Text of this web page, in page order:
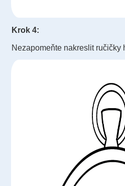
Krok 4:
Nezapomeňte nakreslit ručičky